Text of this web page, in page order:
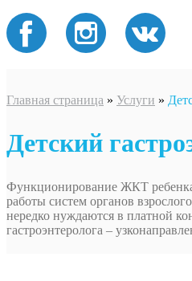
Главная страница » Услуги »
Детский
Функционирование ЖКТ ребенка
работы систем органов
нередко нуждаются в платной
гастроэнтеролога –